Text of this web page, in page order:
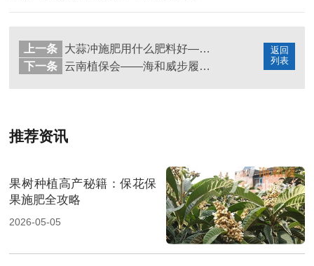
返回
列表
上一条
大蒜冲施肥用什么肥料好——底肥
下一条
云南植保会——海和威步履稳健，聚力奋斗赢未来
推荐资讯
果树种植高产秘籍：保花保
果施肥全攻略
2026-05-05